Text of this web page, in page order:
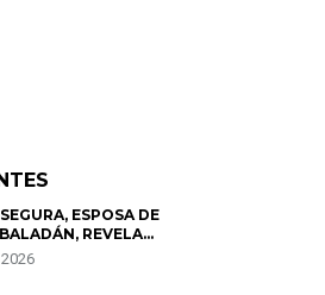
ESPOSA DE
REVELA
EL TERREMOTO EN
“NO ME PODÍA